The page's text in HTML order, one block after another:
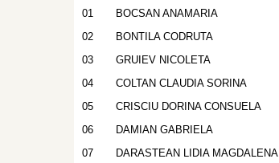
01 BOCSAN ANAMARIA
02
BONTILA CODRUTA
03
GRUIEV NICOLETA
04
COLTAN CLAUDIA SORINA
05
CRISCIU DORINA CONSUELA
06
DAMIAN GABRIELA
07
DARASTEAN LIDIA MAGDALENA